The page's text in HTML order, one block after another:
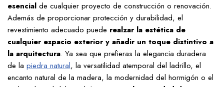
esencial de cualquier proyecto de construcción o renovación.
Además de proporcionar protección y durabilidad, el
revestimiento adecuado puede realzar la estética de
cualquier espacio exterior y añadir un toque distintivo a
la arquitectura. Ya sea que prefieras la elegancia duradera
de la piedra natural, la versatilidad atemporal del ladrillo, el
encanto natural de la madera, la modernidad del hormigón o el